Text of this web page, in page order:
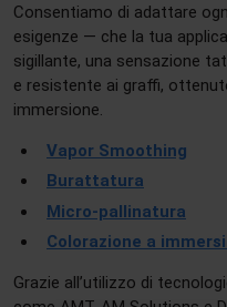
Consentiamo di adattare
esigenze — che la tua
sigillante, una sensazione
e resistente ai graffi,
immersione.
Vapor Smoothing
Burattatura
Micro-pallinatura
Colorazione a
Grazie all’utilizzo di